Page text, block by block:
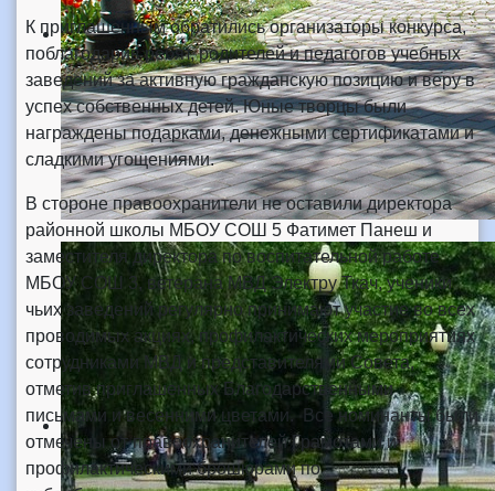
К приглашенным обратились организаторы конкурса,
поблагодарив ребят, родителей и педагогов учебных
заведений за активную гражданскую позицию и веру в
успех собственных детей. Юные творцы были
награждены подарками, денежными сертификатами и
сладкими угощениями.
В стороне правоохранители не оставили директора
районной школы МБОУ СОШ 5 Фатимет Панеш и
заместителя директора по воспитательной работе
МБОУ СОШ 3, ветерана МВД Электру Ткач, ученики
чьих заведений регулярно принимают участие во всех
проводимых акциях, профилактических мероприятиях
сотрудниками МВД и представителями Совета,
отметив приглашенных Благодарственными
письмами и весенними цветами. Все номинанты были
отмечены от правоохранителей Грамотами и
профилактическими брошюрами по